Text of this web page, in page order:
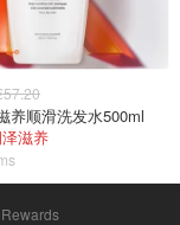
养顺滑洗发水500ml
滋养